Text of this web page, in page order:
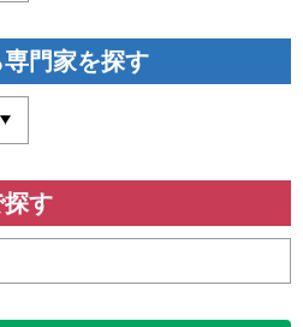
門家を探す
探す